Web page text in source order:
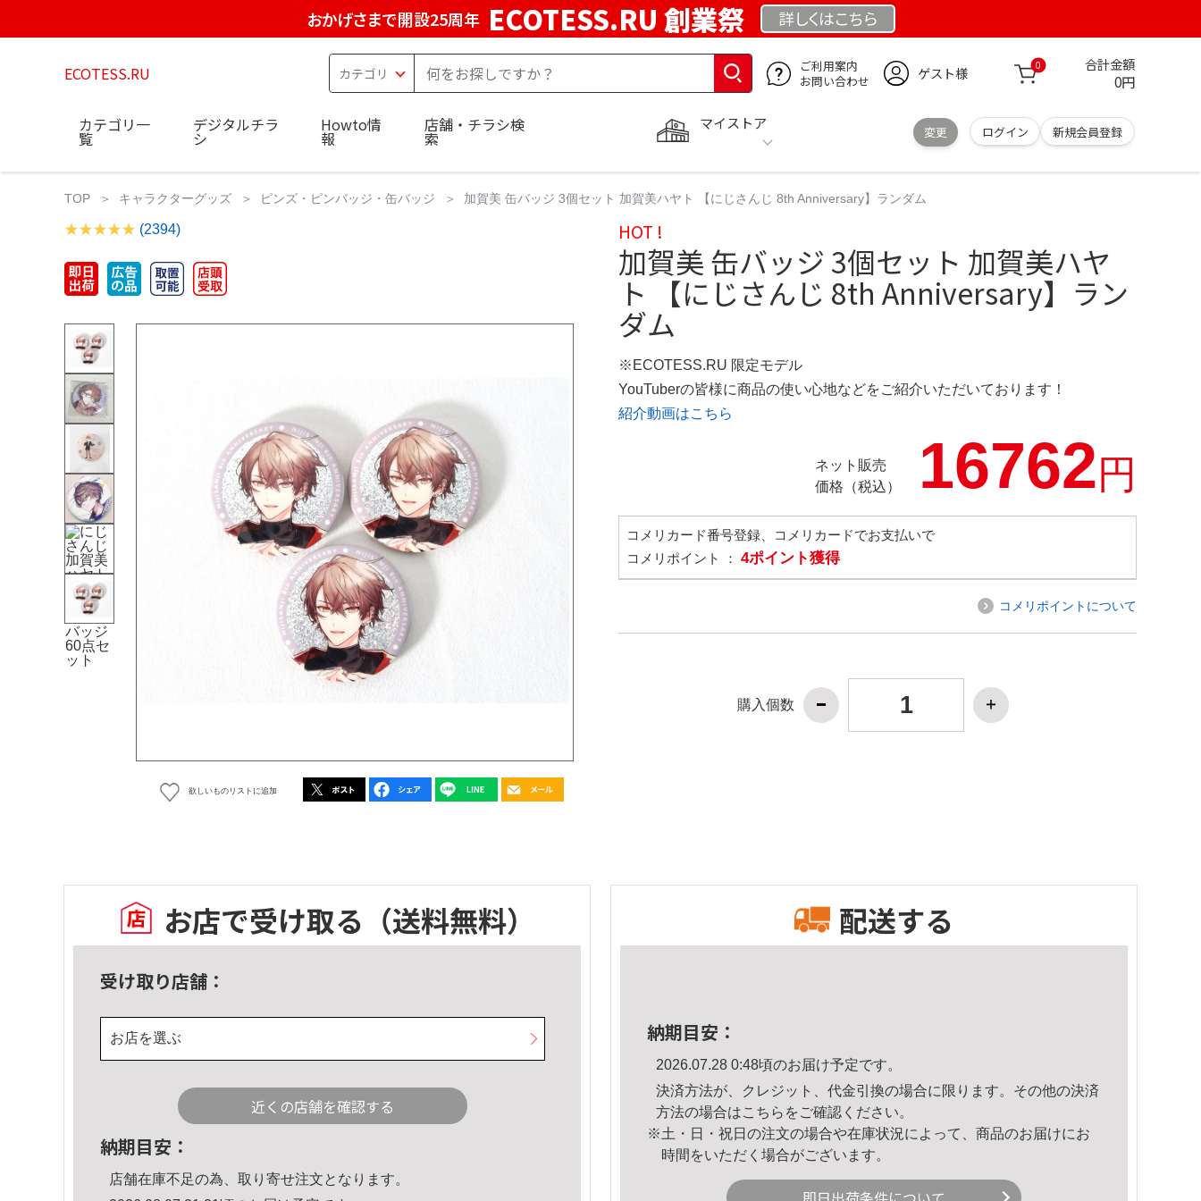
おかげさまで開設25周年 ECOTESS.RU 創業祭 詳しくはこちら
ECOTESS.RU
ご利用案内
お問い合わせ
ゲスト様 0 合計金額
0円
マイストア
変更 ログイン 新規会員登録
カテゴリ一
覧
デジタルチラ
シ
Howto情
報
店舗・チラシ検
索
TOP キャラクターグッズ ピンズ・ピンバッジ・缶バッジ 加賀美 缶バッジ 3個セット 加賀美ハヤト 【にじさんじ 8th Anniversary】ランダム
(2394)
欲しいものリストに追加
HOT !
加賀美 缶バッジ 3個セット 加賀美ハヤ
ト 【にじさんじ 8th Anniversary】ラン
ダム
※ECOTESS.RU 限定モデル
YouTuberの皆様に商品の使い心地などをご紹介いただいております！
紹介動画はこちら
ネット販売
価格（税込）
16762円
コメリカード番号登録、コメリカードでお支払いで
コメリポイント ： 4ポイント獲得
コメリポイントについて
購入個数
お店で受け取る （送料無料）
受け取り店舗：
お店を選ぶ
近くの店舗を確認する
納期目安：
店舗在庫不足の為、取り寄せ注文となります。
配送する
納期目安：
2026.07.28 0:48頃のお届け予定です。
決済方法が、クレジット、代金引換の場合に限ります。その他の決済
方法の場合はこちら をご確認ください。
※土・日・祝日の注文の場合や在庫状況によって、商品のお届けにお
時間をいただく場合がございます。